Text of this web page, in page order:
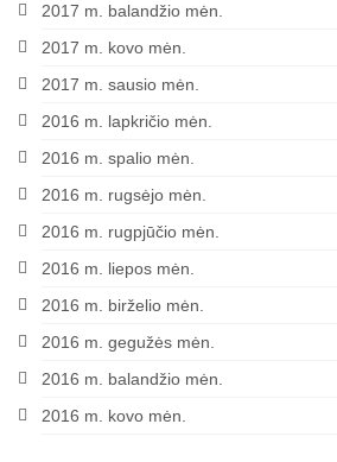
2017 m. balandžio mėn.
2017 m. kovo mėn.
2017 m. sausio mėn.
2016 m. lapkričio mėn.
2016 m. spalio mėn.
2016 m. rugsėjo mėn.
2016 m. rugpjūčio mėn.
2016 m. liepos mėn.
2016 m. birželio mėn.
2016 m. gegužės mėn.
2016 m. balandžio mėn.
2016 m. kovo mėn.